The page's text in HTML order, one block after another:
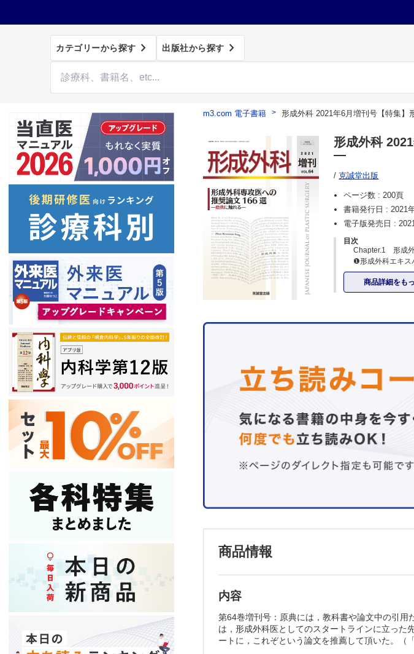
カテゴリーから探す  出版社から探す 
m3.com 電子書籍 形成外科 2021年6月増刊号【特集
形成外科
―
/克誠堂出版
ページ数 :200頁
書籍発行日 :2021
電子版発売日 :
目次
Chapter.1 形成
❶形成外科エキス
01．植皮①基礎■
祉大学医学部形
02．植皮②臨床■
の決定版/徳島
05．顔面骨骨折
の重要性を提唱
06．顔面骨骨折②
医科大学形成
07．クラニオ①
一仮説―頭蓋縫
大学医学部形成
08．クラニオ②
―8,101 例の解
09．顎変形①基
応できる優れた
恵会医科大学形
10．顎変形②臨床
11．口唇裂
から目が覚めた
大学医学部形
外科 中川 雅裕
17．乳房再建①イ
る乳房再建の原
商品詳細をも
商品情報
内容
第64巻増刊号：原典には，教科書や論文中の引
は，形成外科医としてのスタートラインに立った
ートに，これぞという論文を推薦して頂いた。（